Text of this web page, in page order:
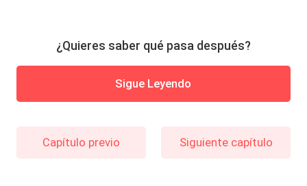
¿Quieres saber qué pasa después?
Sigue Leyendo
Capítulo previo Siguiente capítulo